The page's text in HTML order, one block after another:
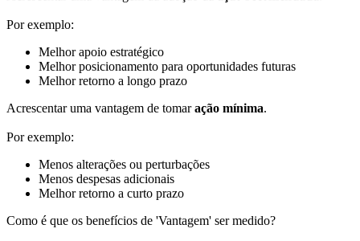
Por exemplo:
Melhor apoio estratégico
Melhor posicionamento para oportunidades futuras
Melhor retorno a longo prazo
Acrescentar uma vantagem de tomaração mínima.
Por exemplo:
Menos alterações ou perturbações
Menos despesas adicionais
Melhor retorno a curto prazo
Como é que os benefícios de 'Vantagem' ser medido?